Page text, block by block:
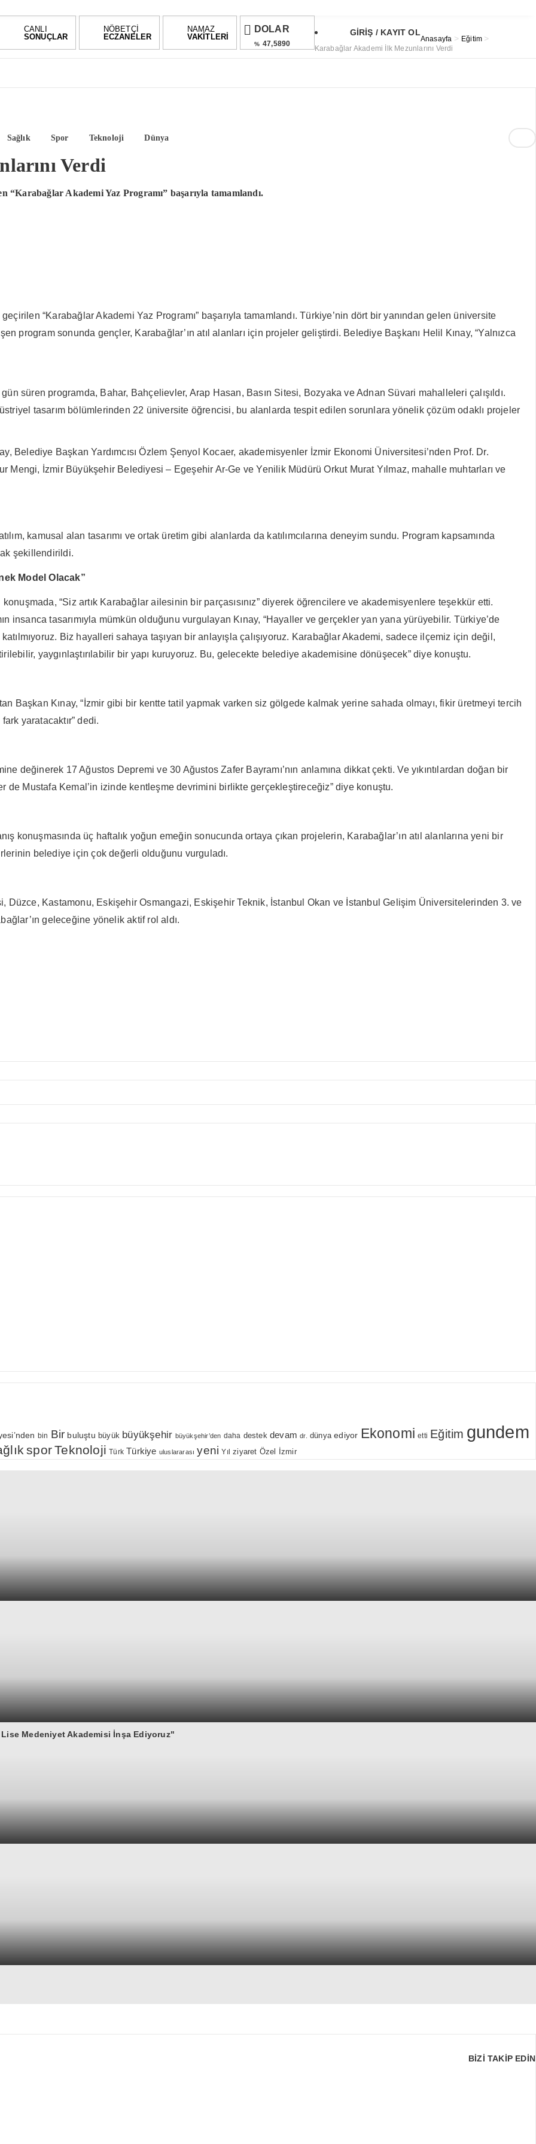
CANLI
SONUÇLAR
NÖBETÇİ
ECZANELER
NAMAZ
VAKİTLERİ
DOLAR
% 47,5890
GİRİŞ / KAYIT OL
Sağlık Spor Teknoloji Dünya
Anasayfa > Eğitim >
Karabağlar Akademi İlk Mezunlarını Verdi
Verdi
Akademi Yaz Programı” başarıyla tamamlandı.
“Karabağlar Akademi Yaz Programı” başarıyla tamamlandı. Türkiye’nin dört bir yanından gelen üniversite
program sonunda gençler, Karabağlar’ın atıl alanları için projeler geliştirdi. Belediye Başkanı Helil Kınay, “Yalnızca
süren programda, Bahar, Bahçelievler, Arap Hasan, Basın Sitesi, Bozyaka ve Adnan Süvari mahalleleri çalışıldı.
tasarım bölümlerinden 22 üniversite öğrencisi, bu alanlarda tespit edilen sorunlara yönelik çözüm odaklı projeler
Belediye Başkan Yardımcısı Özlem Şenyol Kocaer, akademisyenler İzmir Ekonomi Üniversitesi’nden Prof. Dr.
Mengi, İzmir Büyükşehir Belediyesi – Egeşehir Ar-Ge ve Yenilik Müdürü Orkut Murat Yılmaz, mahalle muhtarları ve
kamusal alan tasarımı ve ortak üretim gibi alanlarda da katılımcılarına deneyim sundu. Program kapsamında
şekillendirildi.
Model Olacak”
“Siz artık Karabağlar ailesinin bir parçasısınız” diyerek öğrencilere ve akademisyenlere teşekkür etti.
insanca tasarımıyla mümkün olduğunu vurgulayan Kınay, “Hayaller ve gerçekler yan yana yürüyebilir. Türkiye’de
Biz hayalleri sahaya taşıyan bir anlayışla çalışıyoruz. Karabağlar Akademi, sadece ilçemiz için değil,
yaygınlaştırılabilir bir yapı kuruyoruz. Bu, gelecekte belediye akademisine dönüşecek” diye konuştu.
Başkan Kınay, “İzmir gibi bir kentte tatil yapmak varken siz gölgede kalmak yerine sahada olmayı, fikir üretmeyi tercih
yaratacaktır” dedi.
değinerek 17 Ağustos Depremi ve 30 Ağustos Zafer Bayramı’nın anlamına dikkat çekti. Ve yıkıntılardan doğan bir
de Mustafa Kemal’in izinde kentleşme devrimini birlikte gerçekleştireceğiz” diye konuştu.
konuşmasında üç haftalık yoğun emeğin sonucunda ortaya çıkan projelerin, Karabağlar’ın atıl alanlarına yeni bir
belediye için çok değerli olduğunu vurguladı.
Düzce, Kastamonu, Eskişehir Osmangazi, Eskişehir Teknik, İstanbul Okan ve İstanbul Gelişim Üniversitelerinden 3. ve
geleceğine yönelik aktif rol aldı.
bin Bir buluştu büyük büyükşehir büyükşehir’den daha destek devam dr. dünya ediyor Ekonomi etti Eğitim gundem
sporTeknoloji Türk Türkiye uluslararası yeni Yıl ziyaret Özel İzmir
Medeniyet Akademisi İnşa Ediyoruz"
BİZİ TAKİP EDİN